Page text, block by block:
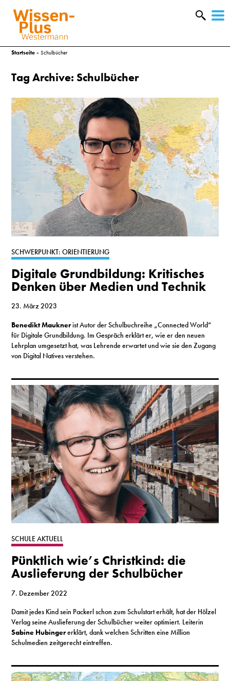
Startseite »Schulbücher
Tag Archive: Schulbücher
SCHWERPUNKT: ORIENTIERUNG
Digitale Grundbildung: Kritisches
Denken über Medien und Technik
23. März 2023
Benedikt Mauknerist Autor der Schulbuchreihe „Connected World“
für Digitale Grundbildung. Im Gespräch erklärt er, wie er den neuen
Lehrplan umgesetzt hat, was Lehrende erwartet und wie sie den Zugang
von Digital Natives verstehen.
SCHULE AKTUELL
Pünktlich wie’s Christkind: die
Auslieferung der Schulbücher
7. Dezember 2022
Damit jedes Kind sein Packerl schon zum Schulstart erhält, hat der Hölzel
Verlag seine Auslieferung der Schulbücher weiter optimiert. Leiterin
Sabine Hubingererklärt, dank welchen Schritten eine Million
Schulmedien zeitgerecht eintreffen.